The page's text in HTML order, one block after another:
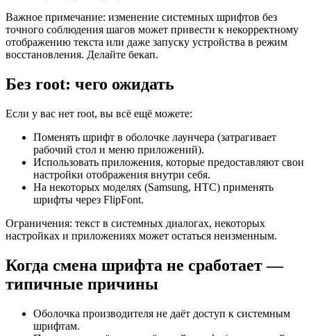
Важное примечание: изменение системных шрифтов без
точного соблюдения шагов может привести к некорректному
отображению текста или даже запуску устройства в режим
восстановления. Делайте бекап.
Без root: чего ожидать
Если у вас нет root, вы всё ещё можете:
Поменять шрифт в оболочке лаунчера (затрагивает
рабочий стол и меню приложений).
Использовать приложения, которые предоставляют свои
настройки отображения внутри себя.
На некоторых моделях (Samsung, HTC) применять
шрифты через FlipFont.
Ограничения: текст в системных диалогах, некоторых
настройках и приложениях может остаться неизменным.
Когда смена шрифта не сработает —
типичные причины
Оболочка производителя не даёт доступ к системным
шрифтам.